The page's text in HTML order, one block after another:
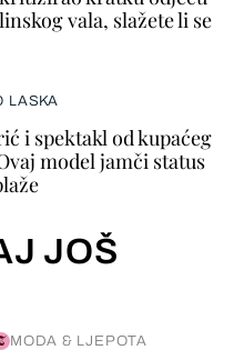
vala, slažete li se
LASKA
i spektakl od kupaćeg
model jamči status
JOŠ
MODA & LJEPOTA